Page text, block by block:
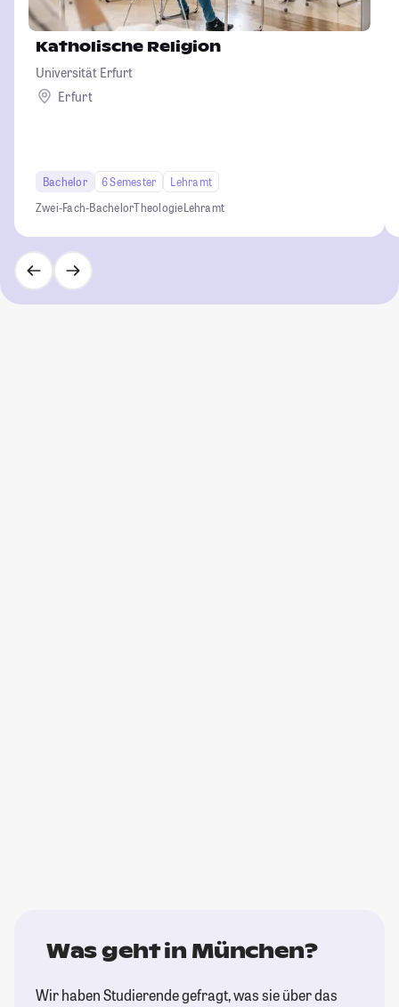
Katholische Religion
Universität Erfurt
Erfurt
Bachelor 6 Semester
Lehramt
Zwei-Fach-BachelorTheologieLehramt
Was geht in München?
Wir haben Studierende gefragt, was sie über das